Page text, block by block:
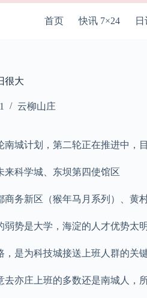
首页 快讯 7×24
很大
云柳山庄
城计划，第二轮正在推进中，
来科学城、东坝第四使馆区
务新区（猴年马月系列）、黄
势是大学，海淀的人才优势太
是为科技城接送上班人群的关键
亦庄上班的多数还是南城人